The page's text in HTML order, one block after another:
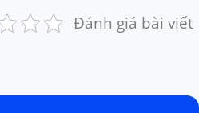
Đánh giá bài viết